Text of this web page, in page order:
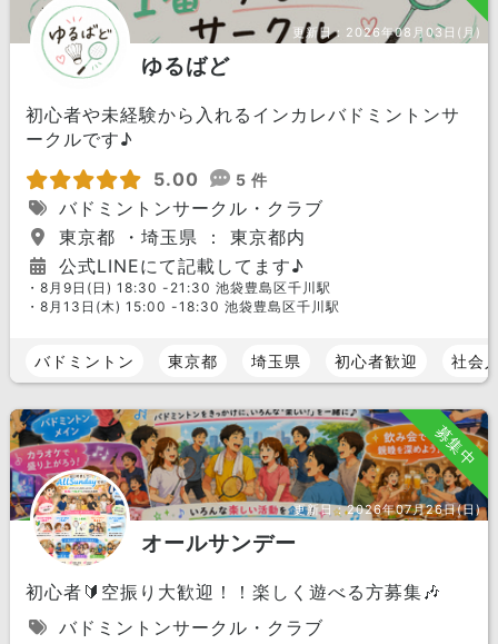
更新日： 2026年08月03日(月)
ゆるばど
初心者や未経験から入れるインカレバドミントンサ
ークルです♪
5.00
5 件
バドミントンサークル・クラブ
東京都 ・埼玉県 ： 東京都内
公式LINEにて記載してます♪
・8月9日(日) 18:30 -21:30 池袋豊島区千川駅
・8月13日(木) 15:00 -18:30 池袋豊島区千川駅
バドミントン 東京都 埼玉県 初心者歓迎 社会
募集中
更新日：2026年07月26日(日)
オールサンデー
初心者🔰空振り大歓迎！！楽しく遊べる方募集🎶
バドミントンサークル・クラブ